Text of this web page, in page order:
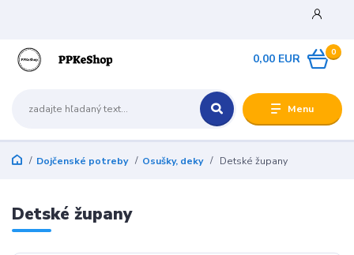
Menu
0
0,00 EUR
Dojčenské potreby Osušky, deky Detské župany
Detské župany